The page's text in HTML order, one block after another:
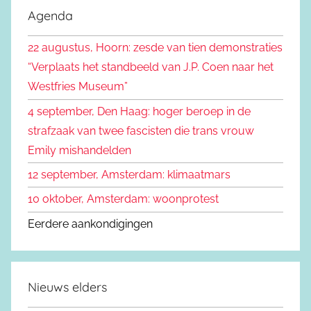
e
n
r
:
e
n
Agenda
22 augustus, Hoorn: zesde van tien demonstraties
“Verplaats het standbeeld van J.P. Coen naar het
Westfries Museum”
4 september, Den Haag: hoger beroep in de
strafzaak van twee fascisten die trans vrouw
Emily mishandelden
12 september, Amsterdam: klimaatmars
10 oktober, Amsterdam: woonprotest
Eerdere aankondigingen
Nieuws elders